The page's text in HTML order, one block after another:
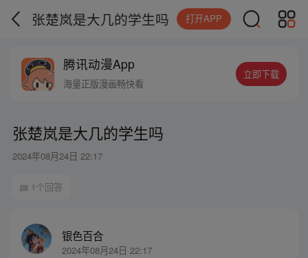
张楚岚是大几的学生吗 打开APP
腾讯动漫App
海量正版漫画畅快看
立即下载
张楚岚是大几的学生吗
2024年08月24日 22:17
1个回答
银色百合
2024年08月24日 22:17